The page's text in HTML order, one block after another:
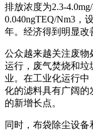
排放浓度为2.3-
0.040ngTEQ/Nm3，
年。经济得到明显改
公众越来越关注废物
运行，废气焚烧和垃
业。在工业化运行
化的滤料具有广阔的
的新增长点。
同时，布袋除尘设